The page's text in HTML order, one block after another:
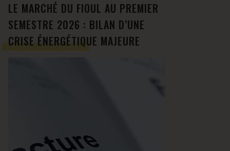
LE MARCHÉ DU FIOUL AU PREMIER
SEMESTRE 2026 : BILAN D’UNE
CRISE ÉNERGÉTIQUE MAJEURE